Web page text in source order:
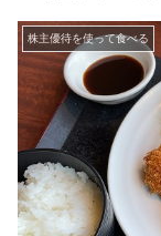
株主優待を使って食べる